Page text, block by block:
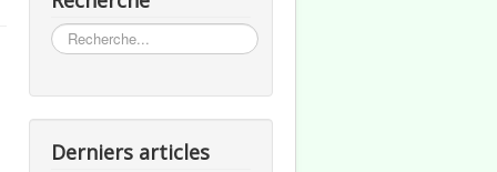
Rechercher
Derniers articles